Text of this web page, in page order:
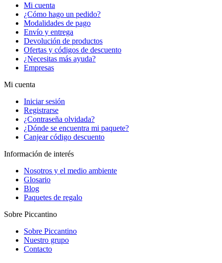
Mi cuenta
¿Cómo hago un pedido?
Modalidades de pago
Envío y entrega
Devolución de productos
Ofertas y códigos de descuento
¿Necesitas más ayuda?
Empresas
Mi cuenta
Iniciar sesión
Registrarse
¿Contraseña olvidada?
¿Dónde se encuentra mi paquete?
Canjear código descuento
Información de interés
Nosotros y el medio ambiente
Glosario
Blog
Paquetes de regalo
Sobre Piccantino
Sobre Piccantino
Nuestro grupo
Contacto